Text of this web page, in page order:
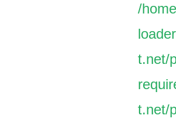
/
t.net/
t.net/